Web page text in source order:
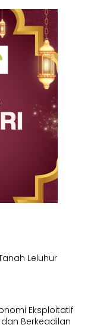
Leluhur
Eksploitatif
dan Berkeadilan